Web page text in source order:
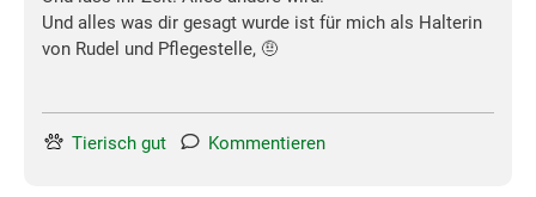
Und alles was dir gesagt wurde ist für mich als Halterin
von Rudel und Pflegestelle, 🤨
Tierisch gut Kommentieren